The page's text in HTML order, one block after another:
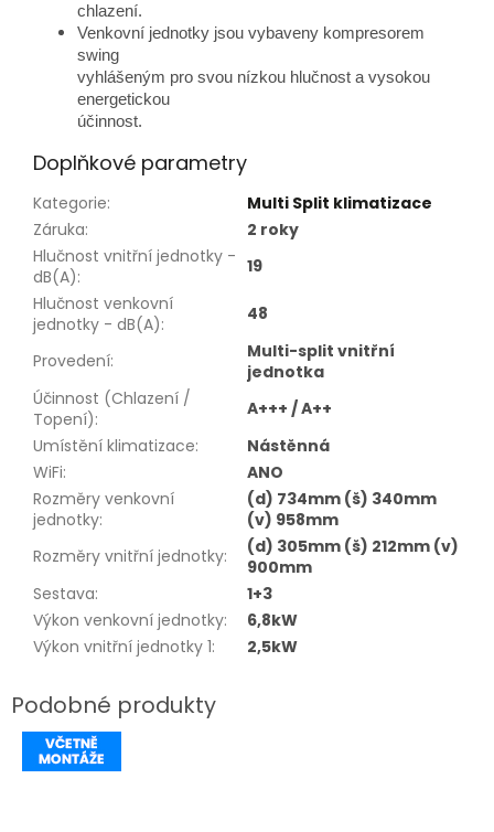
chlazení.
Venkovní jednotky jsou vybaveny kompresorem
swing
vyhlášeným pro svou nízkou hlučnost a vysokou
energetickou
účinnost.
Doplňkové parametry
Kategorie:
Multi Split klimatizace
Záruka:
2 roky
Hlučnost vnitřní jednotky -
dB(A):
19
Hlučnost venkovní
jednotky - dB(A): 48
Provedení:
Multi-split vnitřní
jednotka
Účinnost (Chlazení /
Topení):
A+++ / A++
Umístění klimatizace:
Nástěnná
WiFi:
ANO
Rozměry venkovní
jednotky:
(d) 734mm (š) 340mm
(v) 958mm
Rozměry vnitřní jednotky:
(d) 305mm (š) 212mm (v)
900mm
Sestava:
1+3
Výkon venkovní jednotky:
6,8kW
Výkon vnitřní jednotky 1: 2,5kW